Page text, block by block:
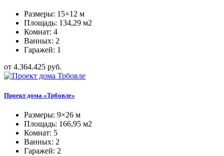
Размеры: 15×12 м
Площадь: 134,29 м2
Комнат: 4
Ванных: 2
Гаражей: 1
от 4.364.425 руб.
Проект дома «Трбовле»
Размеры: 9×26 м
Площадь: 166,95 м2
Комнат: 5
Ванных: 2
Гаражей: 2